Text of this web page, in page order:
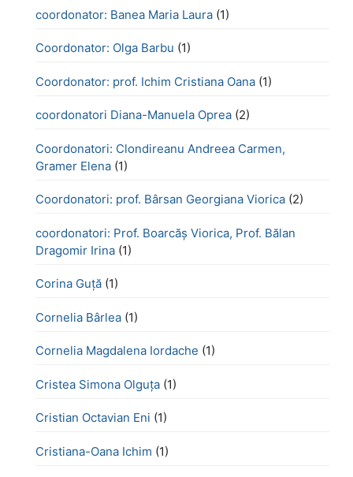
coordonator: Banea Maria Laura (1)
Coordonator: Olga Barbu (1)
Coordonator: prof. Ichim Cristiana Oana (1)
coordonatori Diana-Manuela Oprea (2)
Coordonatori: Clondireanu Andreea Carmen,
Gramer Elena (1)
Coordonatori: prof. Bârsan Georgiana Viorica (2)
coordonatori: Prof. Boarcăș Viorica, Prof. Bălan
Dragomir Irina (1)
Corina Guță (1)
Cornelia Bârlea (1)
Cornelia Magdalena Iordache (1)
Cristea Simona Olguța (1)
Cristian Octavian Eni (1)
Cristiana-Oana Ichim (1)